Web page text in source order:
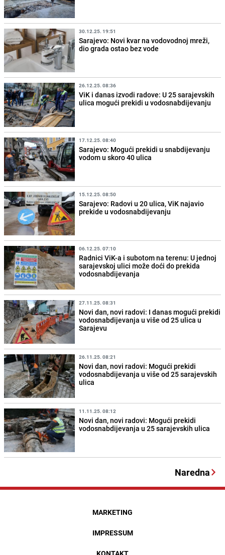
30.12.25. 19:51
Sarajevo: Novi kvar na vodovodnoj mreži,
dio grada ostao bez vode
26.12.25. 08:36
ViK i danas izvodi radove: U 25 sarajevskih
ulica mogući prekidi u vodosnabdijevanju
17.12.25. 08:40
Sarajevo: Mogući prekidi u snabdijevanju
vodom u skoro 40 ulica
15.12.25. 08:50
Sarajevo: Radovi u 20 ulica, ViK najavio
prekide u vodosnabdijevanju
06.12.25. 07:10
Radnici ViK-a i subotom na terenu: U jednoj
sarajevskoj ulici može doći do prekida
vodosnabdijevanja
27.11.25. 08:31
Novi dan, novi radovi: I danas mogući prekidi
vodosnabdijevanja u više od 25 ulica u
Sarajevu
26.11.25. 08:21
Novi dan, novi radovi: Mogući prekidi
vodosnabdijevanja u više od 25 sarajevskih
ulica
11.11.25. 08:12
Novi dan, novi radovi: Mogući prekidi
vodosnabdijevanja u 25 sarajevskih ulica
Naredna
MARKETING
IMPRESSUM